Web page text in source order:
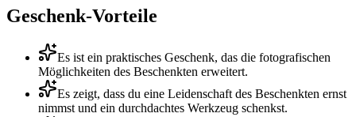
Geschenk-Vorteile
Es ist ein praktisches Geschenk, das die fotografischen
Möglichkeiten des Beschenkten erweitert.
Es zeigt, dass du eine Leidenschaft des Beschenkten ernst
nimmst und ein durchdachtes Werkzeug schenkst.